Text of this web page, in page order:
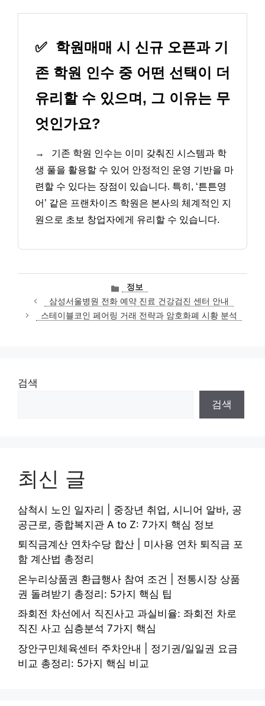
✅ 학원매매 시 신규 오픈과 기
존 학원 인수 중 어떤 선택이 더
유리할 수 있으며, 그 이유는 무
엇인가요?
→
기존 학원 인수는 이미 갖춰진 시스템과 학
생 풀을 활용할 수 있어 안정적인 운영 기반을 마
련할 수 있다는 장점이 있습니다. 특히, ‘튼튼영
어’ 같은 프랜차이즈 학원은 본사의 체계적인 지
원으로 초보 창업자에게 유리할 수 있습니다.
카
테
고
리
정보
삼성서울병원 전화 예약 진료 건강검진 센터 안내
스테이블코인 페어링 거래 전략과 암호화폐 시황 분석
검색
검색
최신 글
삼척시 노인 일자리 | 중장년 취업, 시니어 알바, 공
공근로, 종합복지관 A to Z: 7가지 핵심 정보
퇴직금계산 연차수당 합산 | 미사용 연차 퇴직금 포
함 계산법 총정리
온누리상품권 환급행사 참여 조건 | 전통시장 상품
권 돌려받기 총정리: 5가지 핵심 팁
좌회전 차선에서 직진사고 과실비율: 좌회전 차로
직진 사고 심층분석 7가지 핵심
장안구민체육센터 주차안내 | 정기권/일일권 요금
비교 총정리: 5가지 핵심 비교